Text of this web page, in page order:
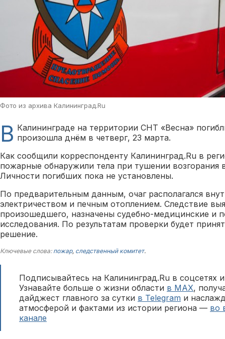
Фото из архива Калининград.Ru
В Калининграде на территории СНТ «Весна»
произошла днём в четверг, 23 марта.
Как сообщили корреспонденту Калининград.Ru в
пожарные обнаружили тела при тушении возгорания
Личности погибших пока не установлены.
По предварительным данным, очаг располагался
электричеством и печным отоплением. Следствие
произошедшего, назначены судебно-медицинские и
исследования. По результатам проверки будет
решение.
Ключевые слова: пожар, следственный комитет.
Подписывайтесь на Калининград.Ru в соцсетях
Узнавайте больше о жизни области в MAX,
дайджест главного за сутки в Telegram и
атмосферой и фактами из истории региона — во
канале